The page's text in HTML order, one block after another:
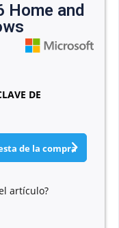
and
DE
de la compra
artículo?